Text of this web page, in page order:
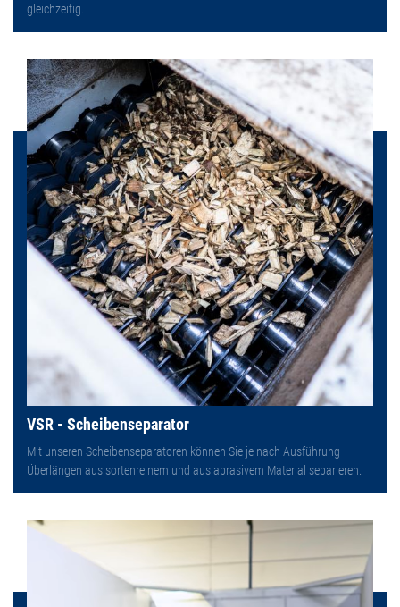
gleichzeitig.
VSR - Scheibenseparator
Mit unseren Scheibenseparatoren können Sie je nach Ausführung
Überlängen aus sortenreinem und aus abrasivem Material separieren.